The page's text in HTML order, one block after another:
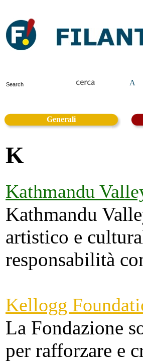
A
Generali
K
Kathmandu
Kathmandu
artistico e
responsabilità
Kellogg
La Fondazione
per rafforzare e